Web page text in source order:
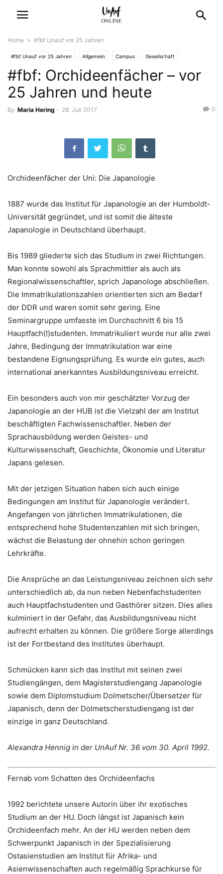
Home #fbf Unauf vor 25 Jahren
#fbf Unauf vor 25 Jahren Allgemein Campus Gesellschaft
Nabelschau
#fbf: Orchideenfächer – vor
25 Jahren und heute
By Maria Hering - 28. Juli 2017 0
Orchideenfächer der Uni: Die Japanologie
1887 wurde das Institut für Japanologie an der Humboldt-
Universität gegründet, und ist somit die älteste
Japanologie in Deutschland überhaupt.
Bis 1989 gliederte sich das Studium in zwei Richtungen.
Man konnte sowohl als Sprachmittler als auch als
Regionalwissenschaftler, sprich Japanologe abschließen.
Die Immatrikulationszahlen orientierten sich am Bedarf
der DDR und waren somit sehr gering. Eine
Seminargruppe umfasste im Durchschnitt 6 bis 15
Hauptfach(!)studenten. Immatrikuliert wurde nur alle zwei
Jahre, Bedingung der Immatrikulation war eine
bestandene Eignungsprüfung. Es wurde ein gutes, auch
international anerkanntes Ausbildungsniveau erreicht.
Ein besonders auch von mir geschätzter Vorzug der
Japanologie an der HUB ist die Vielzahl der am Institut
beschäftigten Fachwissenschaftler. Neben der
Sprachausbildung werden Geistes- und
Kulturwissenschaft, Geschichte, Ökonomie und Literatur
Japans gelesen.
Mit der jetzigen Situation haben sich auch einige
Bedingungen am Institut für Japanologie verändert.
Angefangen von jährlichen Immatrikulationen, die
entsprechend hohe Studentenzahlen mit sich bringen,
wächst die Belastung der ohnehin schon geringen
Lehrkräfte.
Die Ansprüche an das Leistungsniveau zeichnen sich sehr
unterschiedlich ab, da nun neben Nebenfachstudenten
auch Hauptfachstudenten und Gasthörer sitzen. Dies alles
kulminiert in der Gefahr, das Ausbildungsniveau nicht
aufrecht erhalten zu können. Die größere Sorge allerdings
ist der Fortbestand des Institutes überhaupt.
Schmücken kann sich das Institut mit seinen zwei
Studiengängen, dem Magisterstudiengang Japanologie
sowie dem Diplomstudium Dolmetscher/Übersetzer für
Japanisch, denn der Dolmetscherstudiengang ist der
einzige in ganz Deutschland.
Alexandra Hennig in der UnAuf Nr. 36 vom 30. April 1992.
Fernab vom Schatten des Orchideenfachs
1992 berichtete unsere Autorin über ihr exotisches
Studium an der HU. Doch längst ist Japanisch kein
Orchideenfach mehr. An der HU werden neben dem
Schwerpunkt Japanisch in der Spezialisierung
Ostasienstudien am Institut für Afrika- und
Asienwissenschaften auch regelmäßig Sprachkurse für